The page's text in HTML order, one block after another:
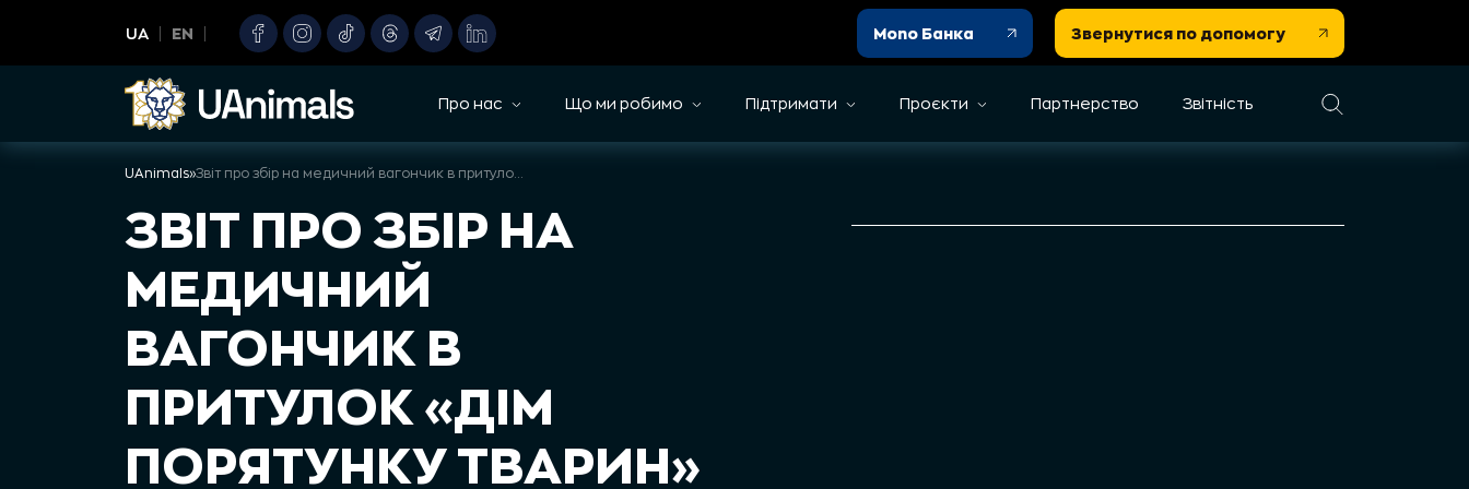
content
UA EN Mono Банка Звернутися по допомогу
Про нас Що ми робимо Підтримати Проєкти Партнерство Звітність
UAnimals»
ЗВІТ ПРО ЗБІР НА
МЕДИЧНИЙ
ВАГОНЧИК В
ПРИТУЛОК «ДІМ
ПОРЯТУНКУ ТВАРИН»